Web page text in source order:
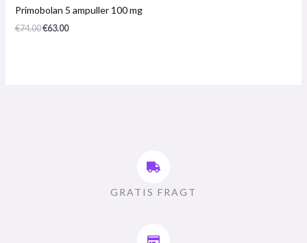
Produktanmeldelse:
0
5
Primobolan 5 ampuller 100 mg
€74.00€63.00
GRATIS FRAGT